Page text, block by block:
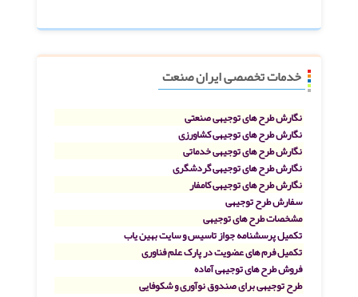
خدمات تخصصی ایران صنعت
نگارش طرح های توجیهی صنعتی
نگارش طرح های توجیهی کشاورزی
نگارش طرح های توجیهی خدماتی
نگارش طرح های توجیهی گردشگری
نگارش طرح های توجیهی کامفار
سفارش طرح توجیهی
مشخصات طرح های توجیهی
تکمیل پرسشنامه جواز تاسیس و سایت بهین یاب
تکمیل فرم های عضویت در پارک علم فناوری
فروش طرح های توجیهی آماده
طرح توجیهی برای صندوق نوآوری و شکوفایی